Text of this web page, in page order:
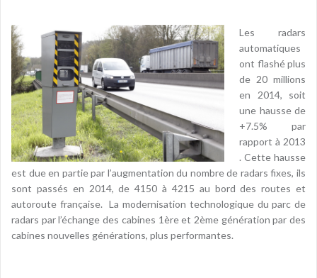
Les radars
automatiques
ont flashé plus
de 20 millions
en 2014, soit
une hausse de
+7.5% par
rapport à 2013
. Cette hausse
est due en partie par l’augmentation du nombre de radars fixes, ils
sont passés en 2014, de 4150 à 4215 au bord des routes et
autoroute française. La modernisation technologique du parc de
radars par l’échange des cabines 1ère et 2ème génération par des
cabines nouvelles générations, plus performantes.